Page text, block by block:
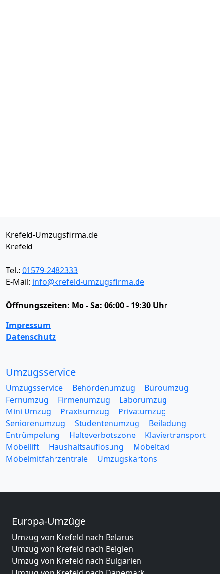
Krefeld-Umzugsfirma.de
Krefeld
Tel.: 01579-2482333
E-Mail: info@krefeld-umzugsfirma.de
Öffnungszeiten: Mo - Sa: 06:00 - 19:30 Uhr
Impressum
Datenschutz
Umzugsservice
Umzugsservice Behördenumzug
Büroumzug
Fernumzug
Firmenumzug
Laborumzug
Mini Umzug
Praxisumzug
Privatumzug
Seniorenumzug
Studentenumzug
Beiladung
Entrümpelung
Halteverbotszone
Klaviertransport
Möbellift
Haushaltsauflösung
Möbeltaxi
Möbelmitfahrzentrale
Umzugskartons
Europa-Umzüge
Umzug von Krefeld nach Belarus
Umzug von Krefeld nach Belgien
Umzug von Krefeld nach Bulgarien